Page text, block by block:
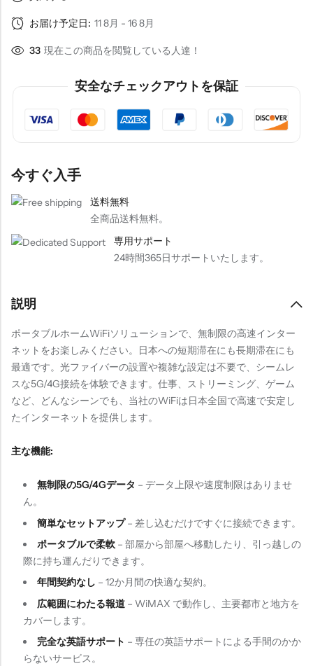
お届け予定日: 11 8月 - 16 8月
33 現在この商品を閲覧している人達！
安全なチェックアウトを保証
今すぐ入手
送料無料
全商品送料無料。
専用サポート
24時間365日サポートいたします。
説明
ポータブルホームWiFiソリューションで、無制限の高速インター
ネットをお楽しみください。日本への短期滞在にも長期滞在にも
最適です。光ファイバーの設置や複雑な設定は不要で、シームレ
スな5G/4G接続を体験できます。仕事、ストリーミング、ゲーム
など、どんなシーンでも、当社のWiFiは日本全国で高速で安定し
たインターネットを提供します。
主な機能:
無制限の5G/4Gデータ – データ上限や速度制限はありませ
ん。
簡単なセットアップ– 差し込むだけですぐに接続できます。
ポータブルで柔軟– 部屋から部屋へ移動したり、引っ越しの
際に持ち運んだりできます。
年間契約なし – 12か月間の快適な契約。
広範囲にわたる報道– WiMAX で動作し、主要都市と地方を
カバーします。
完全な英語サポート – 専任の英語サポートによる手間のかか
らないサービス。